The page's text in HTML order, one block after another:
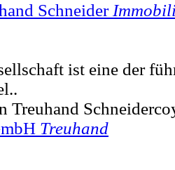
Schneider
ist eine der
Treuhand
Treuhand